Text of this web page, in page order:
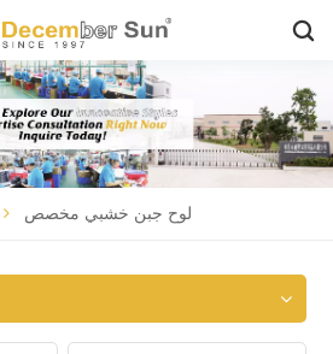
لوح جبن خشبي مخصص